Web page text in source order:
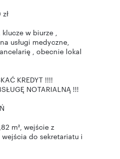
zł
w biurze ,
usługi medyczne,
, obecnie lokal
KREDYT !!!!
NOTARIALNĄ !!!
m², wejście z
do sekretariatu i